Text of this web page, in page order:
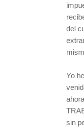
del
Yo
sin